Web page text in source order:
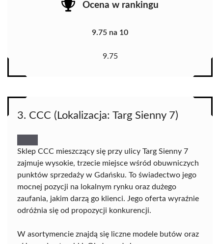
Ocena w rankingu
9.75 na 10
9.75
3. CCC (Lokalizacja: Targ Sienny 7)
Sklep CCC mieszczący się przy ulicy Targ Sienny 7
zajmuje wysokie, trzecie miejsce wśród obuwniczych
punktów sprzedaży w Gdańsku. To świadectwo jego
mocnej pozycji na lokalnym rynku oraz dużego
zaufania, jakim darzą go klienci. Jego oferta wyraźnie
odróżnia się od propozycji konkurencji.
W asortymencie znajdą się liczne modele butów oraz